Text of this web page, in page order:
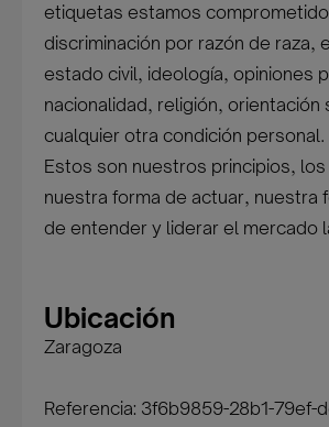
etiquetas estamos
discriminación por razón de raza,
estado civil, ideología, opiniones
nacionalidad, religión, orientación
cualquier otra condición personal.
Estos son nuestros principios, los
nuestra forma de actuar, nuestra
de entender y liderar el mercado
Ubicación
Zaragoza
Referencia: 3f6b9859-28b1-79ef-